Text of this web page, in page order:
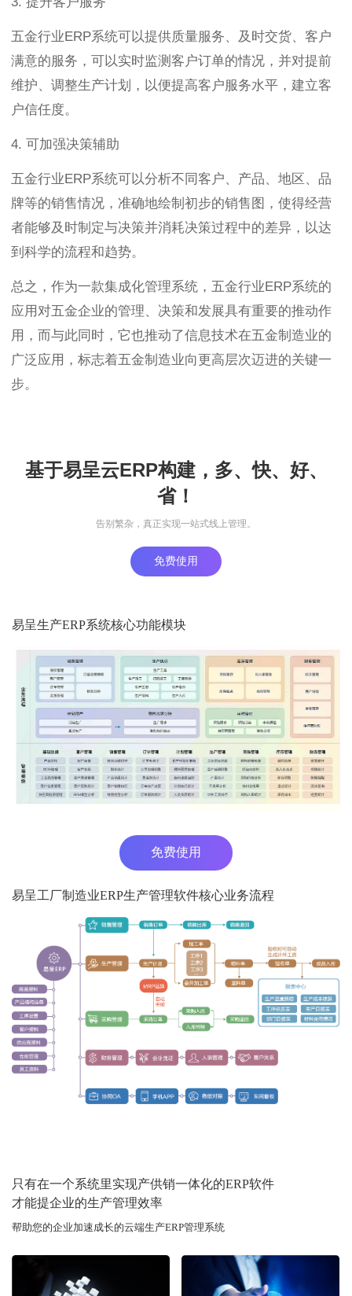
五金行业ERP系统可以提供质量服务、及时交货、客户
满意的服务，可以实时监测客户订单的情况，并对提前
维护、调整生产计划，以便提高客户服务水平，建立客
户信任度。
4. 可加强决策辅助
五金行业ERP系统可以分析不同客户、产品、地区、品
牌等的销售情况，准确地绘制初步的销售图，使得经营
者能够及时制定与决策并消耗决策过程中的差异，以达
到科学的流程和趋势。
总之，作为一款集成化管理系统，五金行业ERP系统的
应用对五金企业的管理、决策和发展具有重要的推动作
用，而与此同时，它也推动了信息技术在五金制造业的
广泛应用，标志着五金制造业向更高层次迈进的关键一
步。
基于易呈云ERP构建，多、快、好、
省！
告别繁杂，真正实现一站式线上管理。
免费使用
易呈生产ERP系统核心功能模块
免费使用
易呈工厂制造业ERP生产管理软件核心业务流程
只有在一个系统里实现产供销一体化的ERP软件
才能提企业的生产管理效率
帮助您的企业加速成长的云端生产ERP管理系统